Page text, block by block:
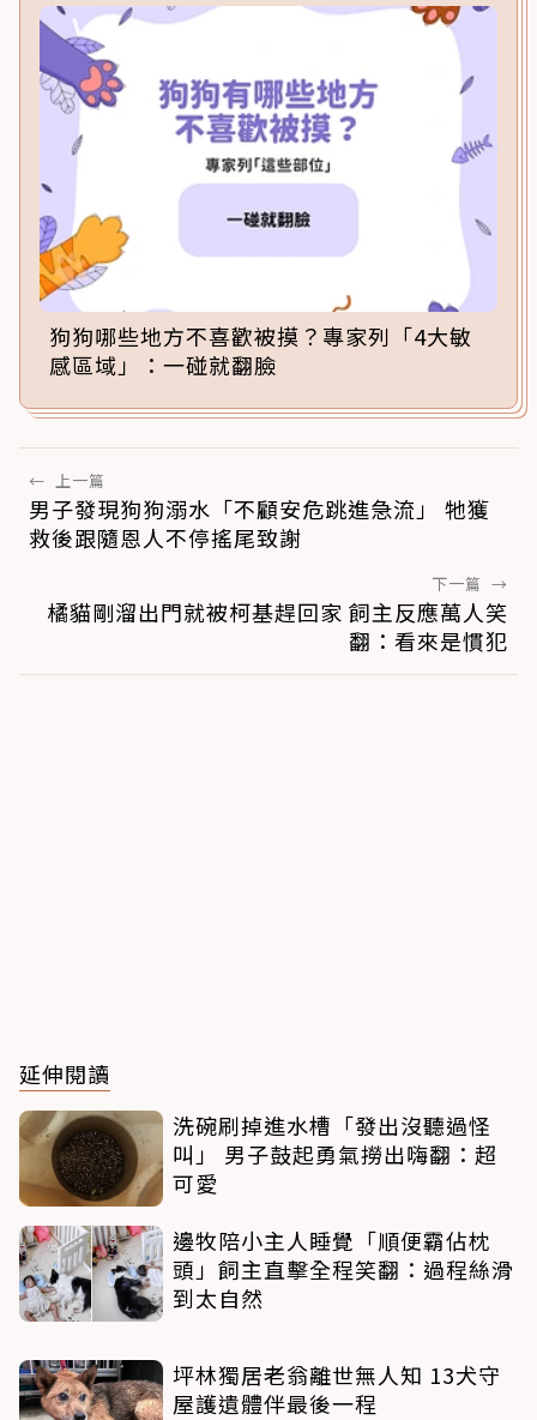
狗狗哪些地方不喜歡被摸？專家列「4大敏
感區域」：一碰就翻臉
← 上一篇
男子發現狗狗溺水「不顧安危跳進急流」 牠獲
救後跟隨恩人不停搖尾致謝
下一篇 →
橘貓剛溜出門就被柯基趕回家 飼主反應萬人笑
翻：看來是慣犯
延伸閱讀
洗碗刷掉進水槽「發出沒聽過怪
叫」 男子鼓起勇氣撈出嗨翻：超
可愛
邊牧陪小主人睡覺「順便霸佔枕
頭」飼主直擊全程笑翻：過程絲滑
到太自然
坪林獨居老翁離世無人知 13犬守
屋護遺體伴最後一程